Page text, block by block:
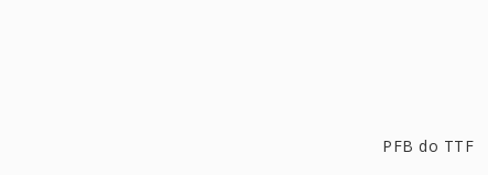
PFB do TTF